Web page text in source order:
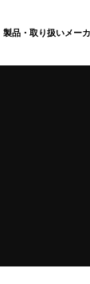
製品・取り扱いメー